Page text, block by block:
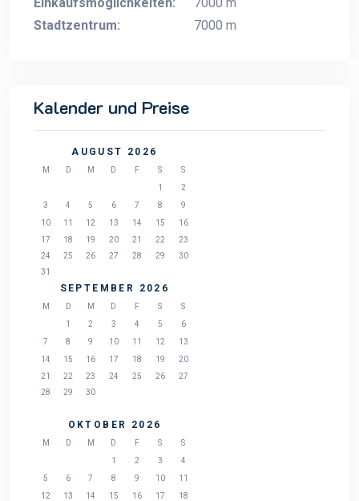
Stadtzentrum:
7000 m
Kalender und Preise
AUGUST 2026
M D M D F S
S
1
2
3
4 5 6 7 8
9
10
11 12 13 14 15
16
17
18 19 20 21 22
23
24
25 26 27 28 29
30
31
SEPTEMBER 2026
M D M D F S
S
1
2 3 4 5
6
7
8 9 10 11 12
13
14
15 16 17 18 19
20
21
22 23 24 25 26
27
28
29 30
OKTOBER 2026
M D M D F S
S
1
2 3
4
5
6 7 8 9 10
11
12
13 14 15 16 17
18